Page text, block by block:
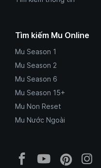
Tìm kiếm Mu Online
Mu Season 1
Mu Season 2
Mu Season 6
Mu Season 15+
Mu Non Reset
Mu Nước Ngoài
Facebook Mu
YouTube